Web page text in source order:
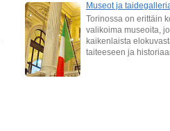
Museot ja
Torinossa on erittäin
valikoima museoita,
kaikenlaista
taiteeseen ja